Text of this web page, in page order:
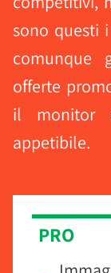
sono questi
comunque
offerte
il monitor
appetibile.
PRO